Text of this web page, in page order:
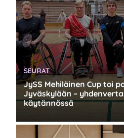
JySS Mehiläinen Cup toi
Jyväskylään –
käytännössä
KATEGORIA:
SEURAT